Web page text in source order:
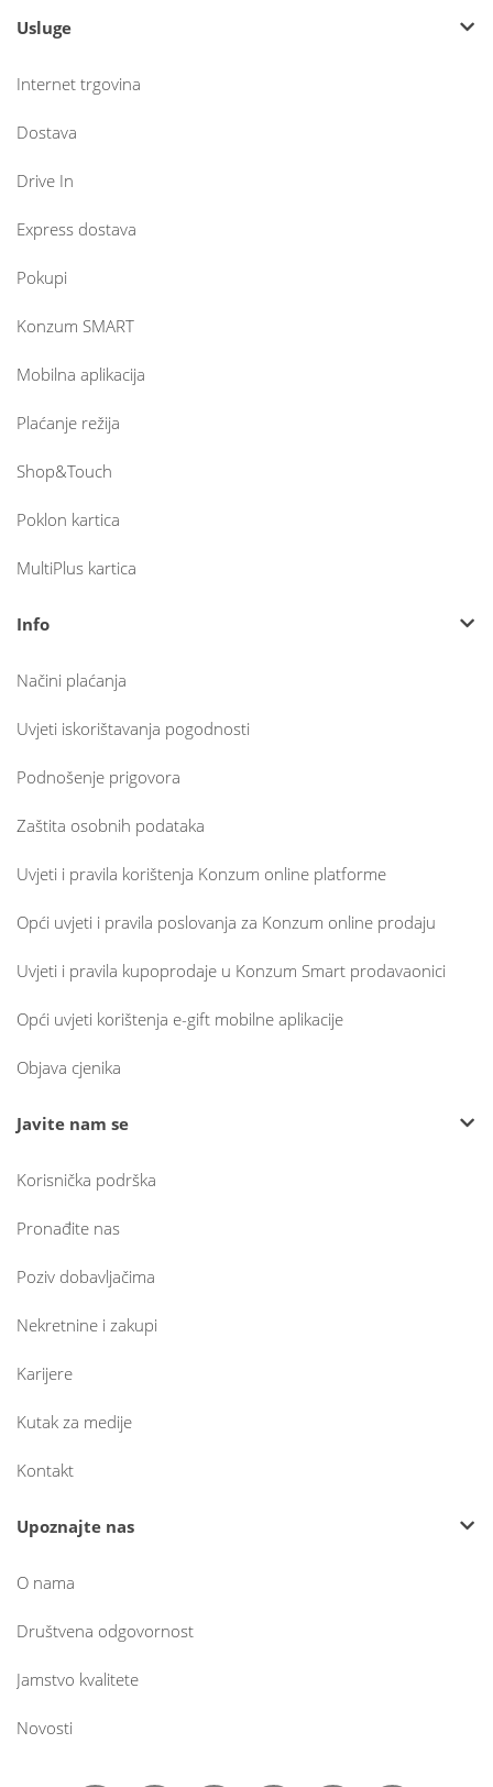
Usluge
Internet trgovina
Dostava
Drive In
Express dostava
Pokupi
Konzum SMART
Mobilna aplikacija
Plaćanje režija
Shop&Touch
Poklon kartica
MultiPlus kartica
Info
Načini plaćanja
Uvjeti iskorištavanja pogodnosti
Podnošenje prigovora
Zaštita osobnih podataka
Uvjeti i pravila korištenja Konzum online platforme
Opći uvjeti i pravila poslovanja za Konzum online prodaju
Uvjeti i pravila kupoprodaje u Konzum Smart prodavaonici
Opći uvjeti korištenja e-gift mobilne aplikacije
Objava cjenika
Javite nam se
Korisnička podrška
Pronađite nas
Poziv dobavljačima
Nekretnine i zakupi
Karijere
Kutak za medije
Kontakt
Upoznajte nas
O nama
Društvena odgovornost
Jamstvo kvalitete
Novosti